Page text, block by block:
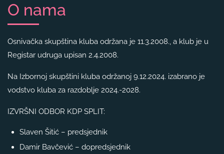
O nama
Osnivačka skupština kluba održana je 11.3.2008., a klub je u
Registar udruga upisan 2.4.2008.
Na Izbornoj skupštini kluba održanoj 9.12.2024. izabrano je
vodstvo kluba za razdoblje 2024.-2028.
IZVRŠNI ODBOR KDP SPLIT:
Slaven Šitić – predsjednik
Damir Bavčević – dopredsjednik